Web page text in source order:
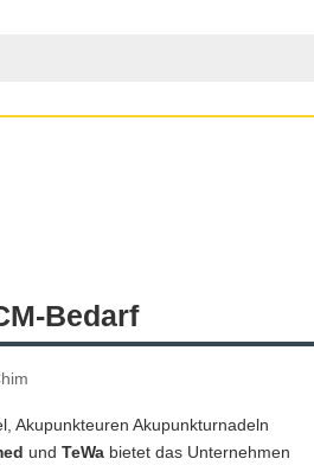
Bedarf
Akupunkteuren Akupunkturnadeln
und TeWa bietet das Unternehmen